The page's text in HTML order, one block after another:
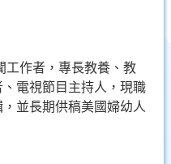
作者，專長教養、教
電視節目主持人，現職
並長期供稿美國婦幼人